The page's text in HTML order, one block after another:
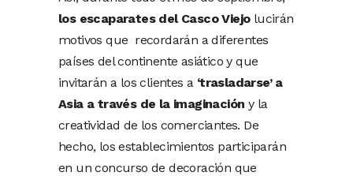
los escaparates del Casco Viejolucirán
motivos que recordarán a diferentes
países del continente asiático y que
invitarán a los clientes a ‘trasladarse’ a
Asia a través de la imaginación y la
creatividad de los comerciantes. De
hecho, los establecimientos participarán
en un concurso de decoración que